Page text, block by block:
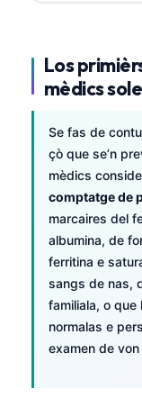
Los
mèdics
Se fas de
çò que se’n
mèdics
comptatge de
marcaires del
albumina, de
ferritina e
sangs de nas,
familiala, o
normalas e
examen de